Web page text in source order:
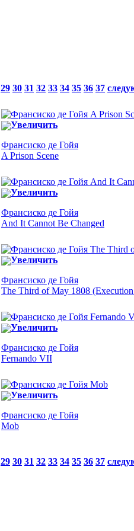
29 30 31 32 33 34 35 36 37
Увеличить
Франсиско де Гойя
A Prison Scene
Увеличить
Франсиско де Гойя
And It Cannot Be Changed
Увеличить
Франсиско де Гойя
The Third of May 1808
Увеличить
Франсиско де Гойя
Fernando VII
Увеличить
Франсиско де Гойя
Mob
29 30 31 32 33 34 35 36 37